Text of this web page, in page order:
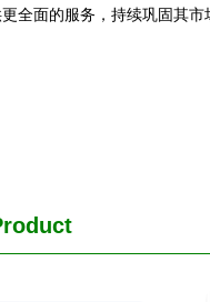
全面的服务，持续巩固其市